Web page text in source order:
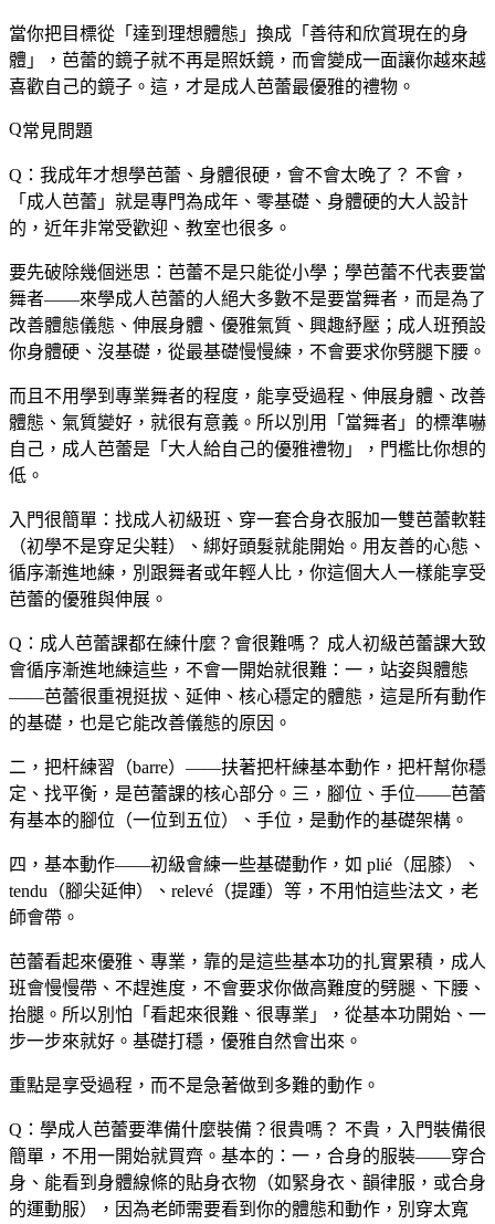
當你把目標從「達到理想體態」換成「善待和欣賞現在的身
體」，芭蕾的鏡子就不再是照妖鏡，而會變成一面讓你越來越
喜歡自己的鏡子。這，才是成人芭蕾最優雅的禮物。
常見問題
Q：我成年才想學芭蕾、身體很硬，會不會太晚了？ 不會，
「成人芭蕾」就是專門為成年、零基礎、身體硬的大人設計
的，近年非常受歡迎、教室也很多。
要先破除幾個迷思：芭蕾不是只能從小學；學芭蕾不代表要當
舞者——來學成人芭蕾的人絕大多數不是要當舞者，而是為了
改善體態儀態、伸展身體、優雅氣質、興趣紓壓；成人班預設
你身體硬、沒基礎，從最基礎慢慢練，不會要求你劈腿下腰。
而且不用學到專業舞者的程度，能享受過程、伸展身體、改善
體態、氣質變好，就很有意義。所以別用「當舞者」的標準嚇
自己，成人芭蕾是「大人給自己的優雅禮物」，門檻比你想的
低。
入門很簡單：找成人初級班、穿一套合身衣服加一雙芭蕾軟鞋
（初學不是穿足尖鞋）、綁好頭髮就能開始。用友善的心態、
循序漸進地練，別跟舞者或年輕人比，你這個大人一樣能享受
芭蕾的優雅與伸展。
Q：成人芭蕾課都在練什麼？會很難嗎？ 成人初級芭蕾課大致
會循序漸進地練這些，不會一開始就很難：一，站姿與體態
——芭蕾很重視挺拔、延伸、核心穩定的體態，這是所有動作
的基礎，也是它能改善儀態的原因。
二，把杆練習（barre）——扶著把杆練基本動作，把杆幫你穩
定、找平衡，是芭蕾課的核心部分。三，腳位、手位——芭蕾
有基本的腳位（一位到五位）、手位，是動作的基礎架構。
四，基本動作——初級會練一些基礎動作，如 plié（屈膝）、
tendu（腳尖延伸）、relevé（提踵）等，不用怕這些法文，老
師會帶。
芭蕾看起來優雅、專業，靠的是這些基本功的扎實累積，成人
班會慢慢帶、不趕進度，不會要求你做高難度的劈腿、下腰、
抬腿。所以別怕「看起來很難、很專業」，從基本功開始、一
步一步來就好。基礎打穩，優雅自然會出來。
重點是享受過程，而不是急著做到多難的動作。
Q：學成人芭蕾要準備什麼裝備？很貴嗎？ 不貴，入門裝備很
簡單，不用一開始就買齊。基本的：一，合身的服裝——穿合
身、能看到身體線條的貼身衣物（如緊身衣、韻律服，或合身
的運動服），因為老師需要看到你的體態和動作，別穿太寬